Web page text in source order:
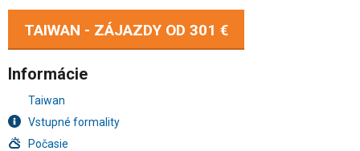
TAIWAN - ZÁJAZDY OD 301 €
Informácie
Taiwan
Vstupné formality
Počasie